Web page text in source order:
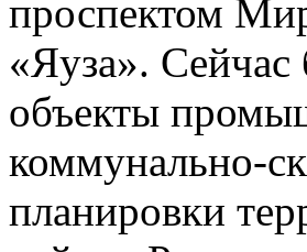
проспектом
«Яуза».
объекты
коммунально-
планировки